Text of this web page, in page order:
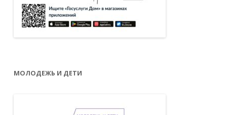
МОЛОДЕЖЬ И ДЕТИ